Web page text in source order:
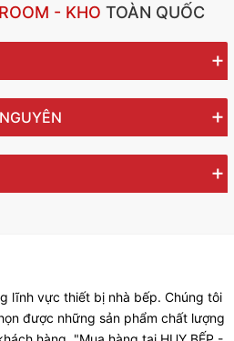
- KHO TOÀN QUỐC
lĩnh vực thiết bị nhà bếp. Chúng tôi
được những sản phẩm chất lượng